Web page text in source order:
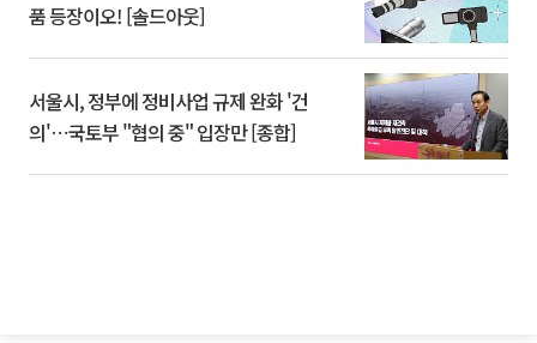
품 등장이오! [솔드아웃]
서울시, 정부에 정비사업 규제 완화 '건
의'⋯국토부 "협의 중" 입장만 [종합]